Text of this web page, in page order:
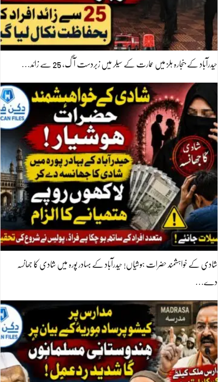
حیدرآباد کے بنجارہ ہلز میں عمارت کے سیلر میں زبردست آگ، 25 سے زائد…
شادی کے خواہشمند حضرات ہوشیاں! حیدرآباد کے بہادر پورہ میں شادی کا جھانسہ
دے…